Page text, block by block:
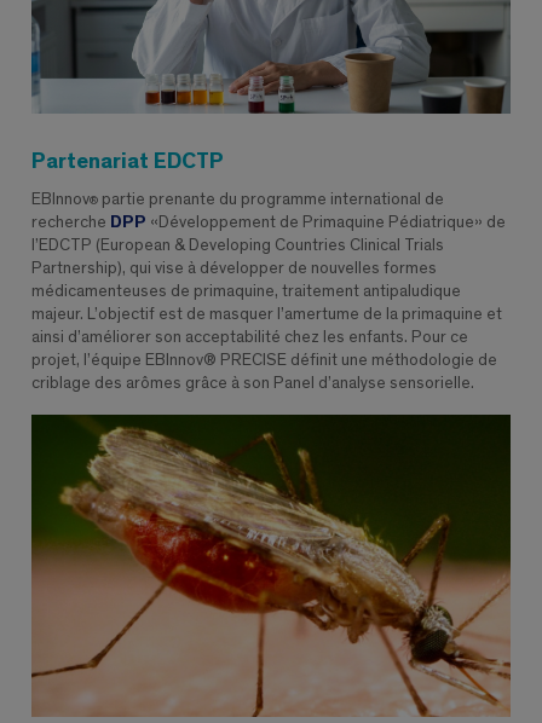
Partenariat EDCTP
EBInnov® partie prenante du programme international de
recherche DPP «Développement de Primaquine Pédiatrique» de
l’EDCTP (European & Developing Countries Clinical Trials
Partnership), qui vise à développer de nouvelles formes
médicamenteuses de primaquine, traitement antipaludique
majeur. L’objectif est de masquer l’amertume de la primaquine et
ainsi d’améliorer son acceptabilité chez les enfants. Pour ce
projet, l’équipe EBInnov® PRECISE définit une méthodologie de
criblage des arômes grâce à son Panel d’analyse sensorielle.